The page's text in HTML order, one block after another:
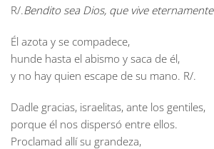
R/.Bendito sea Dios, que vive eternamente
Él azota y se compadece,
hunde hasta el abismo y saca de él,
y no hay quien escape de su mano. R/.
Dadle gracias, israelitas, ante los gentiles,
porque él nos dispersó entre ellos.
Proclamad allí su grandeza,